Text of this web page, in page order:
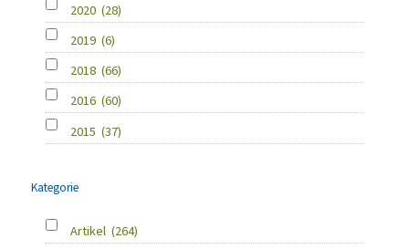
2020 (28)
2019 (6)
2018 (66)
2016 (60)
2015 (37)
Kategorie
Artikel (264)